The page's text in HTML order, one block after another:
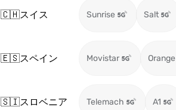
🇨🇭スイス Sunrise Salt
🇪🇸スペイン Movistar Orange
🇸🇮スロベニア Telemach A1